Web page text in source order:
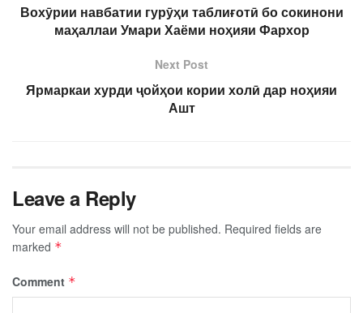
Вохӯрии навбатии гурӯҳи таблиғотӣ бо сокинони
маҳаллаи Умари Хаёми ноҳияи Фархор
Next Post
Ярмаркаи хурди ҷойҳои кории холӣ дар ноҳияи
Ашт
Leave a Reply
Your email address will not be published. Required fields are
marked *
Comment *